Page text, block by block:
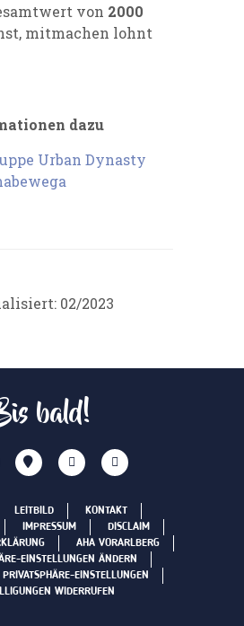
von 2000
mitmachen lohnt
dazu
Urban Dynasty
02/2023
bald!
LEITBILD
KONTAKT
IMPRESSUM
DISCLAIM
AHA VORARLBERG
EINSTELLUNGEN ÄNDERN
EINSTELLUNGEN
WIDERRUFEN